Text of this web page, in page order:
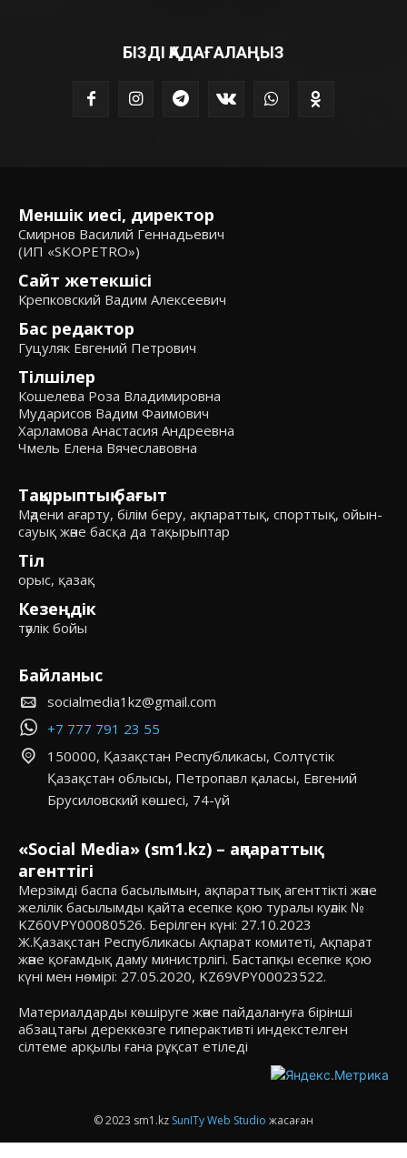
БІЗДІ ҚАДАҒАЛАҢЫЗ
Меншік иесі, директор
Смирнов Василий Геннадьевич
(ИП «SKOPETRO»)
Сайт жетекшісі
Крепковский Вадим Алексеевич
Бас редактор
Гуцуляк Евгений Петрович
Тілшілер
Кошелева Роза Владимировна
Мударисов Вадим Фаимович
Харламова Анастасия Андреевна
Чмель Елена Вячеславовна
Тақырыптық бағыт
Мәдени ағарту, білім беру, ақпараттық, спорттық, ойын-
сауық және басқа да тақырыптар
Тіл
орыс, қазақ
Кезеңдік
тәулік бойы
Байланыс
socialmedia1kz@gmail.com
+7 777 791 23 55
150000, Қазақстан Республикасы, Солтүстік
Қазақстан облысы, Петропавл қаласы, Евгений
Брусиловский көшесі, 74-үй
«Social Media» (sm1.kz) – ақпараттық
агенттігі
Мерзімді баспа басылымын, ақпараттық агенттікті және
желілік басылымды қайта есепке қою туралы куәлік №
KZ60VPY00080526. Берілген күні: 27.10.2023
Ж.Қазақстан Республикасы Ақпарат комитеті, Ақпарат
және қоғамдық даму министрлігі. Бастапқы есепке қою
күні мен нөмірі: 27.05.2020, KZ69VPY00023522.
Материалдарды көшіруге және пайдалануға бірінші
абзацтағы дереккөзге гиперактивті индекстелген
сілтеме арқылы ғана рұқсат етіледі
© 2023 sm1.kz SunITy Web Studio жасаған